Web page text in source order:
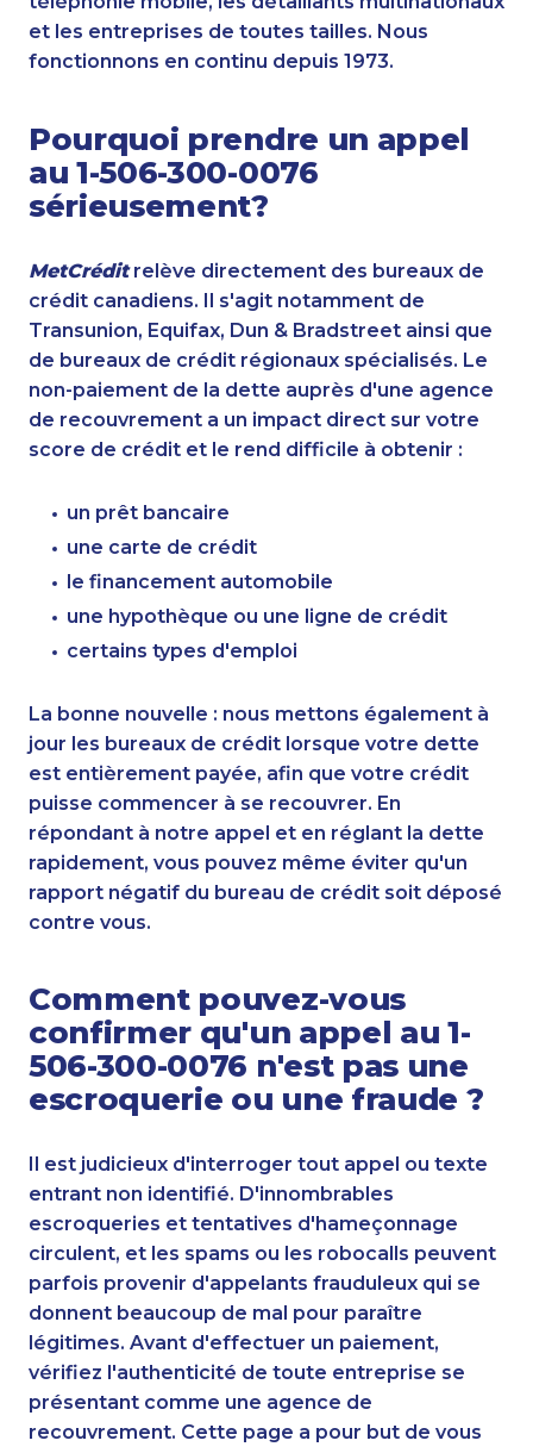
et les entreprises de toutes tailles. Nous
fonctionnons en continu depuis 1973.
Pourquoi prendre un appel
au 1-506-300-0076
sérieusement?
MetCréditrelève directement des bureaux de
crédit canadiens. Il s'agit notamment de
Transunion, Equifax, Dun & Bradstreet ainsi que
de bureaux de crédit régionaux spécialisés. Le
non-paiement de la dette auprès d'une agence
de recouvrement a un impact direct sur votre
score de crédit et le rend difficile à obtenir :
un prêt bancaire
une carte de crédit
le financement automobile
une hypothèque ou une ligne de crédit
certains types d'emploi
La bonne nouvelle : nous mettons également à
jour les bureaux de crédit lorsque votre dette
est entièrement payée, afin que votre crédit
puisse commencer à se recouvrer. En
répondant à notre appel et en réglant la dette
rapidement, vous pouvez même éviter qu'un
rapport négatif du bureau de crédit soit déposé
contre vous.
Comment pouvez-vous
confirmer qu'un appel au 1-
506-300-0076 n'est pas une
escroquerie ou une fraude ?
Il est judicieux d'interroger tout appel ou texte
entrant non identifié. D'innombrables
escroqueries et tentatives d'hameçonnage
circulent, et les spams ou les robocalls peuvent
parfois provenir d'appelants frauduleux qui se
donnent beaucoup de mal pour paraître
légitimes. Avant d'effectuer un paiement,
vérifiez l'authenticité de toute entreprise se
présentant comme une agence de
recouvrement. Cette page a pour but de vous